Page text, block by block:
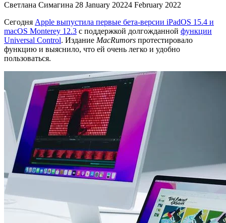
Светлана Симагина 28 January 20224 February 2022
Сегодня Apple выпустила первые бета-версии iPadOS 15.4 и
macOS Monterey 12.3 с поддержкой долгожданной функции
Universal Control. Издание MacRumors протестировало
функцию и выяснило, что ей очень легко и удобно
пользоваться.